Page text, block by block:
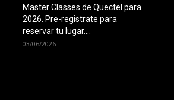
Master Classes de Quectel para
2026. Pre-registrate para
reservar tu lugar....
03/06/2026